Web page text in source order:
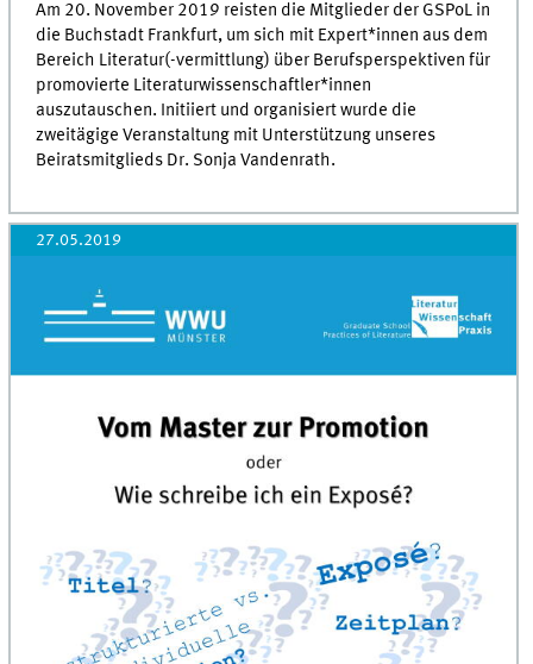
Am 20. November 2019 reisten die Mitglieder der GSPoL in
die Buchstadt Frankfurt, um sich mit Expert*innen aus dem
Bereich Literatur(-vermittlung) über Berufsperspektiven für
promovierte Literaturwissenschaftler*innen
auszutauschen. Initiiert und organisiert wurde die
zweitägige Veranstaltung mit Unterstützung unseres
Beiratsmitglieds Dr. Sonja Vandenrath.
27.05.2019